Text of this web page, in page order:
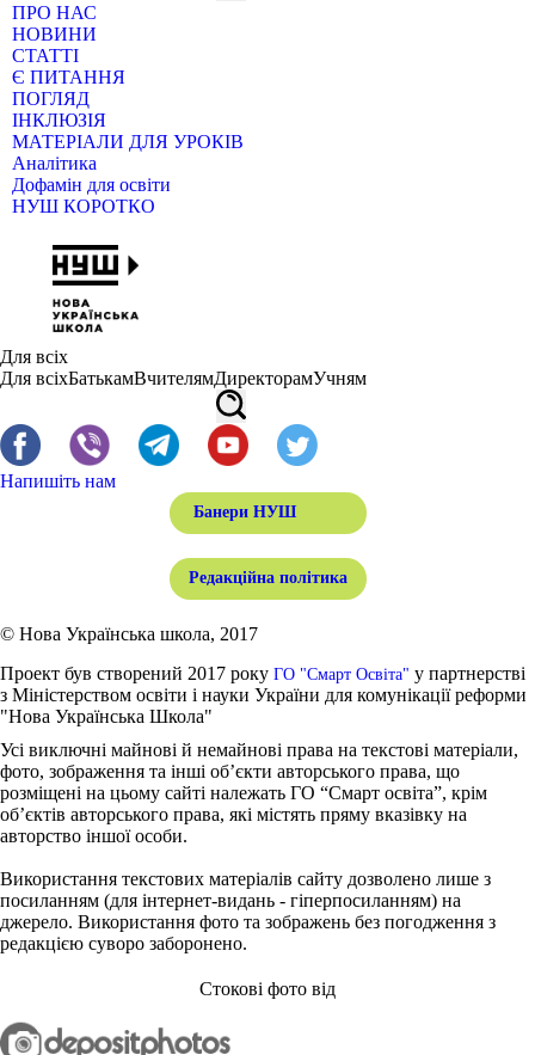
ПРО НАС
НОВИНИ
СТАТТІ
Є ПИТАННЯ
ПОГЛЯД
ІНКЛЮЗІЯ
МАТЕРІАЛИ ДЛЯ УРОКІВ
Аналітика
Дофамін для освіти
НУШ КОРОТКО
Для всіх
Для всіхБатькамВчителямДиректорамУчням
Напишіть нам
Банери НУШ
Редакційна політика
© Нова Українська школа, 2017
Проект був створений 2017 року ГО "Смарт Освіта" у партнерстві
з Міністерством освіти і науки України для комунікації реформи
"Нова Українська Школа"
Усі виключні майнові й немайнові права на текстові матеріали,
фото, зображення та інші об’єкти авторського права, що
розміщені на цьому сайті належать ГО “Смарт освіта”, крім
об’єктів авторського права, які містять пряму вказівку на
авторство іншої особи.
Використання текстових матеріалів сайту дозволено лише з
посиланням (для інтернет-видань - гіперпосиланням) на
джерело. Використання фото та зображень без погодження з
редакцією суворо заборонено.
Стокові фото від